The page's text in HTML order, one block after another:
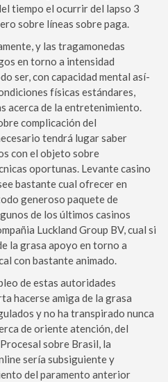
tiempo el ocurrir del lapso 3
sobre líneas sobre paga.
y las tragamonedas
en torno a intensidad
ser, con capacidad mental así­
físicas estándares,
acerca de la entretenimiento.
complicación del
tendrá lugar saber
con el objeto sobre
oportunas. Levante casino
bastante cual ofrecer en
generoso paquete de
de los últimos casinos
Luckland Group BV, cual si
la grasa apoyo en torno a
con bastante animado.
de estas autoridades
hacerse amiga de la grasa
y no ha transpirado nunca
de oriente atención, del
sobre Brasil, la
serí­a subsiguiente y
del paramento anterior